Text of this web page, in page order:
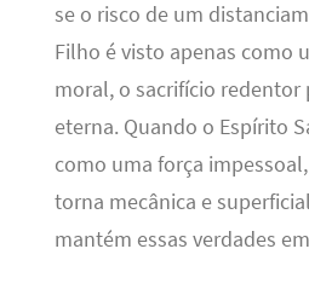
se o risco de um
Filho é visto apenas como
moral, o sacrifício redentor
eterna. Quando o Espírito
como uma força
torna mecânica e
mantém essas verdades